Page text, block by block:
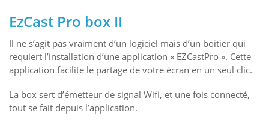
EzCast Pro box II
Il ne s’agit pas vraiment d’un logiciel mais d’un boitier qui
requiert l’installation d’une application « EZCastPro ». Cette
application facilite le partage de votre écran en un seul clic.
La box sert d’émetteur de signal Wifi, et une fois connecté,
tout se fait depuis l’application.